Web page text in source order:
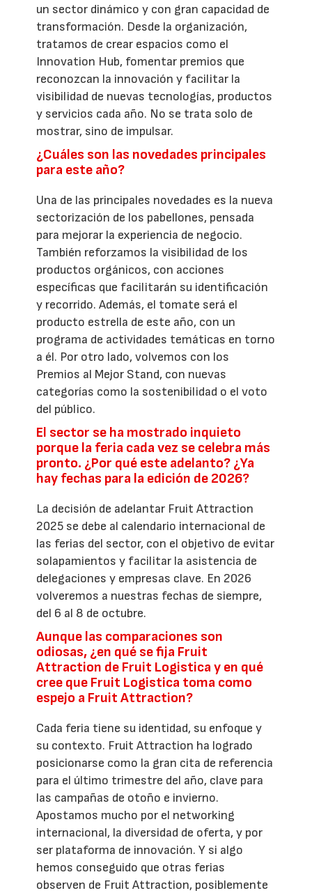
un sector dinámico y con gran capacidad de
transformación. Desde la organización,
tratamos de crear espacios como el
Innovation Hub, fomentar premios que
reconozcan la innovación y facilitar la
visibilidad de nuevas tecnologías, productos
y servicios cada año. No se trata solo de
mostrar, sino de impulsar.
¿Cuáles son las novedades principales
para este año?
Una de las principales novedades es la nueva
sectorización de los pabellones, pensada
para mejorar la experiencia de negocio.
También reforzamos la visibilidad de los
productos orgánicos, con acciones
específicas que facilitarán su identificación
y recorrido. Además, el tomate será el
producto estrella de este año, con un
programa de actividades temáticas en torno
a él. Por otro lado, volvemos con los
Premios al Mejor Stand, con nuevas
categorías como la sostenibilidad o el voto
del público.
El sector se ha mostrado inquieto
porque la feria cada vez se celebra más
pronto. ¿Por qué este adelanto? ¿Ya
hay fechas para la edición de 2026?
La decisión de adelantar Fruit Attraction
2025 se debe al calendario internacional de
las ferias del sector, con el objetivo de evitar
solapamientos y facilitar la asistencia de
delegaciones y empresas clave. En 2026
volveremos a nuestras fechas de siempre,
del 6 al 8 de octubre.
Aunque las comparaciones son
odiosas, ¿en qué se fija Fruit
Attraction de Fruit Logistica y en qué
cree que Fruit Logistica toma como
espejo a Fruit Attraction?
Cada feria tiene su identidad, su enfoque y
su contexto. Fruit Attraction ha logrado
posicionarse como la gran cita de referencia
para el último trimestre del año, clave para
las campañas de otoño e invierno.
Apostamos mucho por el networking
internacional, la diversidad de oferta, y por
ser plataforma de innovación. Y si algo
hemos conseguido que otras ferias
observen de Fruit Attraction, posiblemente